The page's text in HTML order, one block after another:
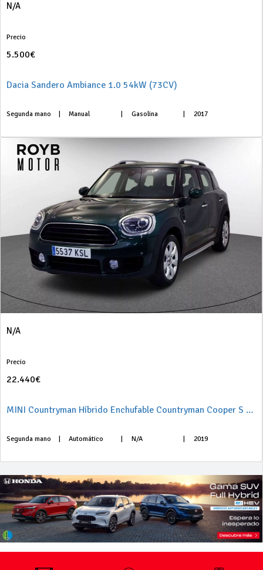
N/A
Precio
5.500€
Dacia Sandero Ambiance 1.0 54kW (73CV)
Segunda mano Manual Gasolina 2017
N/A
Precio
22.440€
MINI Countryman Híbrido Enchufable Countryman Cooper S E ALL4
Segunda mano Automático N/A 2019